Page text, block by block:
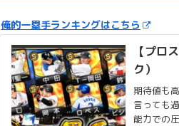
俺的一塁手ランキングはこちら
【プロ
ク）
期待値も
言っても
能力での